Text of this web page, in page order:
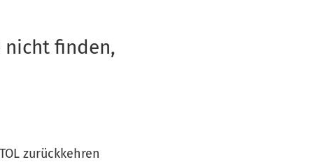
nicht finden,
zurückkehren